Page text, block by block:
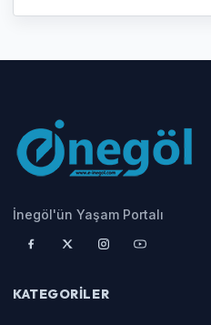
İnegöl'ün Yaşam Portalı
KATEGORILER